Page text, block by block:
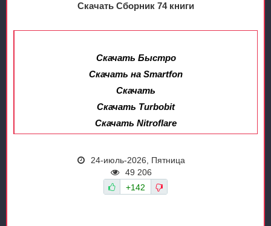
Скачать Сборник 74 книги
Скачать Быстро
Скачать на Smartfon
Скачать
Скачать Turbobit
Скачать Nitroflare
24-июль-2026, Пятница
49 206
+142